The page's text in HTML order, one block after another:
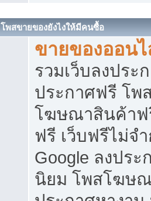
โพสขายของยังไงให้มีคนซื้อ
ขายของออน
รวมเว็บลงประ
ประกาศฟรี โพ
โฆษณาสินค้าฟ
ฟรี เว็บฟรีไม่จ
Google ลงปร
นิยม โพสโฆษ